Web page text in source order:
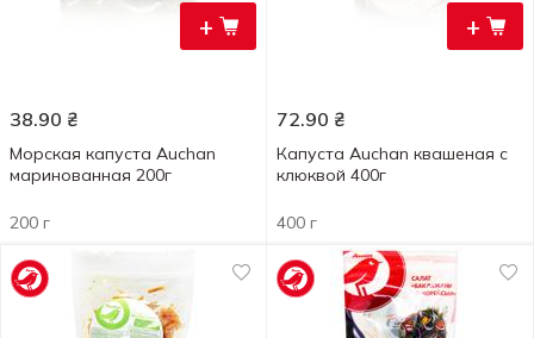
+
38.90 ₴
Морская капуста Auchan
маринованная 200г
200 г
+
72.90 ₴
Капуста Auchan квашеная с
клюквой 400г
400 г